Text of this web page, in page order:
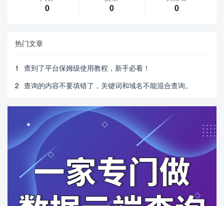
0 0 0
热门文章
1
查到了平台保姆级使用教程，新手必看！
2 查询的内容不要填错了，关键词和域名不能混合查询。